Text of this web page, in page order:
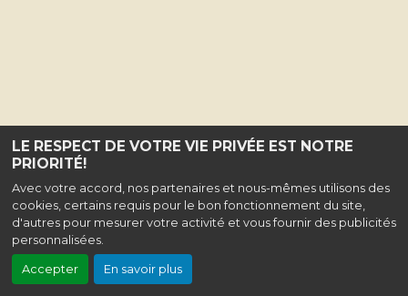
LE RESPECT DE VOTRE VIE PRIVÉE EST NOTRE
PRIORITÉ!
Avec votre accord, nos partenaires et nous-mêmes utilisons des
cookies, certains requis pour le bon fonctionnement du site,
d'autres pour mesurer votre activité et vous fournir des publicités
personnalisées.
Accepter En savoir plus